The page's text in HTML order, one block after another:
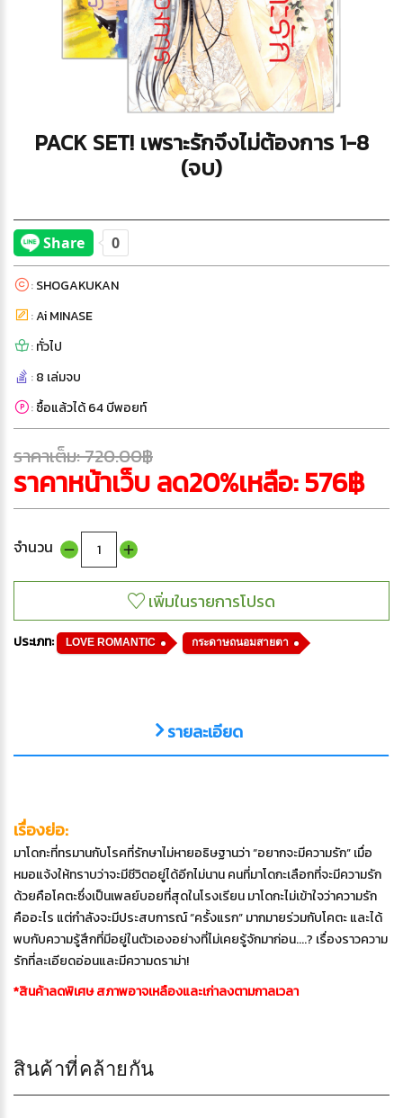
PACK SET! เพราะรักจึงไม่ต้องการ 1-8
(จบ)
:SHOGAKUKAN
:Ai MINASE
:ทั่วไป
:8 เล่มจบ
:ซื้อแล้วได้ 64 บีพอยท์
ราคาเต็ม: 720.00฿
ราคาหน้าเว็บ ลด20%เหลือ: 576฿
จำนวน
ประเภท: LOVE ROMANTIC กระดาษถนอมสายตา
รายละเอียด
เรื่องย่อ:
มาโดกะที่ทรมานกับโรคที่รักษาไม่หายอธิษฐานว่า “อยากจะมีความรัก” เมื่อ
หมอแจ้งให้ทราบว่าจะมีชีวิตอยู่ได้อีกไม่นาน คนที่มาโดกะเลือกที่จะมีความรัก
ด้วยคือโคตะซึ่งเป็นเพลย์บอยที่สุดในโรงเรียน มาโดกะไม่เข้าใจว่าความรัก
คืออะไร แต่กำลังจะมีประสบการณ์ “ครั้งแรก” มากมายร่วมกับโคตะ และได้
พบกับความรู้สึกที่มีอยู่ในตัวเองอย่างที่ไม่เคยรู้จักมาก่อน....? เรื่องราวความ
รักที่ละเอียดอ่อนและมีความดราม่า!
*สินค้าลดพิเศษ สภาพอาจเหลืองและเก่าลงตามกาลเวลา
สินค้าที่คล้ายกัน